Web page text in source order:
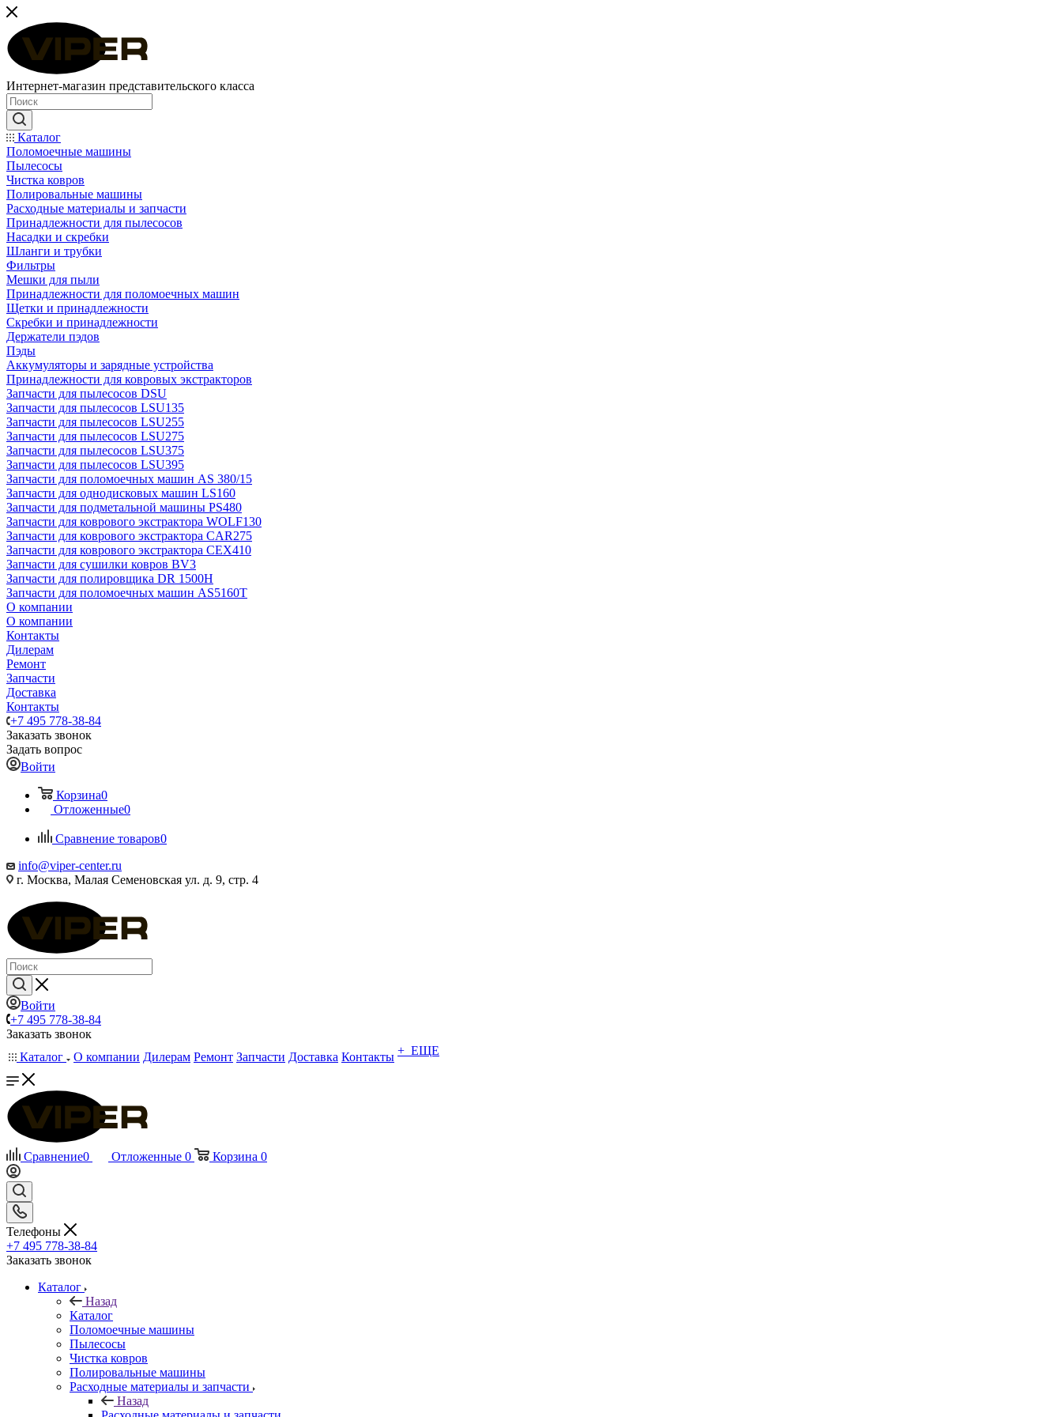
Интернет-магазин представительского класса
Каталог
Поломоечные машины
Пылесосы
Чистка ковров
Полировальные машины
Расходные материалы и запчасти
Принадлежности для пылесосов
Насадки и скребки
Шланги и трубки
Фильтры
Мешки для пыли
Принадлежности для поломоечных машин
Щетки и принадлежности
Скребки и принадлежности
Держатели пэдов
Пэды
Аккумуляторы и зарядные устройства
Принадлежности для ковровых экстракторов
Запчасти для пылесосов DSU
Запчасти для пылесосов LSU135
Запчасти для пылесосов LSU255
Запчасти для пылесосов LSU275
Запчасти для пылесосов LSU375
Запчасти для пылесосов LSU395
Запчасти для поломоечных машин AS 380/15
Запчасти для однодисковых машин LS160
Запчасти для подметальной машины PS480
Запчасти для коврового экстрактора WOLF130
Запчасти для коврового экстрактора CAR275
Запчасти для коврового экстрактора CEX410
Запчасти для сушилки ковров BV3
Запчасти для полировщика DR 1500H
Запчасти для поломоечных машин AS5160T
О компании
О компании
Контакты
Дилерам
Ремонт
Запчасти
Доставка
Контакты
+7 495 778-38-84
Заказать звонок
Задать вопрос
Войти
Корзина0
Отложенные0
Сравнение товаров0
info@viper-center.ru
г. Москва, Малая Семеновская ул. д. 9, стр. 4
Войти
+7 495 778-38-84
Заказать звонок
Каталог
О компании Дилерам Ремонт Запчасти Доставка Контакты + ЕЩЕ
Сравнение0 Отложенные 0 Корзина 0
Телефоны
+7 495 778-38-84
Заказать звонок
Каталог
Назад
Каталог
Поломоечные машины
Пылесосы
Чистка ковров
Полировальные машины
Расходные материалы и запчасти
Назад